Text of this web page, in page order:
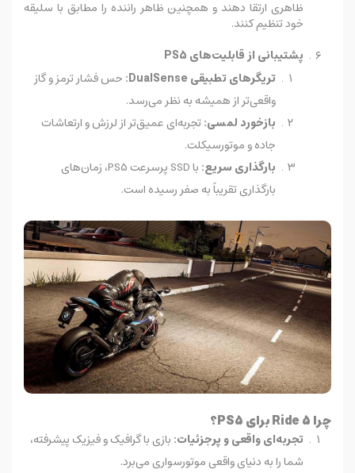
ظاهری ارتقا دهند و همچنین ظاهر راننده را مطابق با سلیقه
خود تنظیم کنند.
پشتیبانی از قابلیت‌های PS5
تریگرهای تطبیقی DualSense:
حس فشار ترمز و گاز
واقعی‌تر از همیشه به نظر می‌رسد.
بازخورد لمسی:تجربه‌ای عمیق‌تر از لرزش و ارتعاشات
جاده و موتورسیکلت.
بارگذاری سریع:
با SSD پرسرعت PS5، زمان‌های
بارگذاری تقریباً به صفر رسیده است.
چرا Ride 5 برای PS5؟
تجربه‌ای واقعی و پرجزئیات: بازی با گرافیک و فیزیک پیشرفته،
شما را به دنیای واقعی موتورسواری می‌برد.